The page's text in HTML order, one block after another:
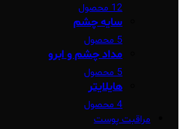
12 محصول
سایه چشم
5 محصول
مداد چشم و ابرو
5 محصول
هایلایتر
4 محصول
مراقبت پوست